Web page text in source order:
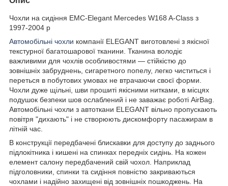
Чохли на сидіння EMC-Elegant Mercedes W168 A-Class з
1997-2004 р
Автомобільні чохли компанії ELEGANT виготовлені з якісної
текстурної багатошарової тканини. Тканина володіє
важливими для чохлів особливостями — стійкістю до
зовнішніх забруднень, сигаретного попелу, легко чиститься і
переться в побутових умовах не втрачаючи своєї форми.
Чохли дуже щільні, шви прошиті якісними нитками, в місцях
подушок безпеки шов ослаблений і не заважає роботі AirBag.
Автомобільні чохли з автоткани ELEGANT вільно пропускають
повітря "дихають" і не створюють дискомфорту пасажирам в
літній час.
В конструкції передбачені блискавки для доступу до заднього
підлокітника і кишені на спинках передніх сидінь. На кожен
елемент салону передбачений свій чохол. Наприклад
підголовники, спинки та сидіння повністю закриваються
чохлами і надійно захищені від зовнішніх пошкоджень. На